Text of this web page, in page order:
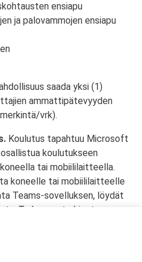
ensiapu
ja palovammojen ensiapu
saada yksi (1)
ammattipätevyyden
vrk).
Koulutus tapahtuu Microsoft
koulutukseen
tai mobiililaitteella.
koneelle tai mobiililaitteelle
Teams-sovelluksen, löydät
Tarkemmat ohjeet